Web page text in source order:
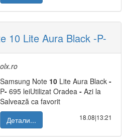
10 Lite Aura Black -P-
olx.ro
Samsung Note 10 Lite Aura Black -
P- 695 leiUtilizat Oradea - Azi la
Salvează ca favorit
Детали...
18.08|13:21